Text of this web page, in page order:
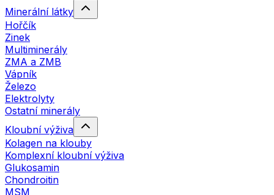
Minerální látky
Hořčík
Zinek
Multiminerály
ZMA a ZMB
Vápník
Železo
Elektrolyty
Ostatní minerály
Kloubní výživa
Kolagen na klouby
Komplexní kloubní výživa
Glukosamin
Chondroitin
MSM